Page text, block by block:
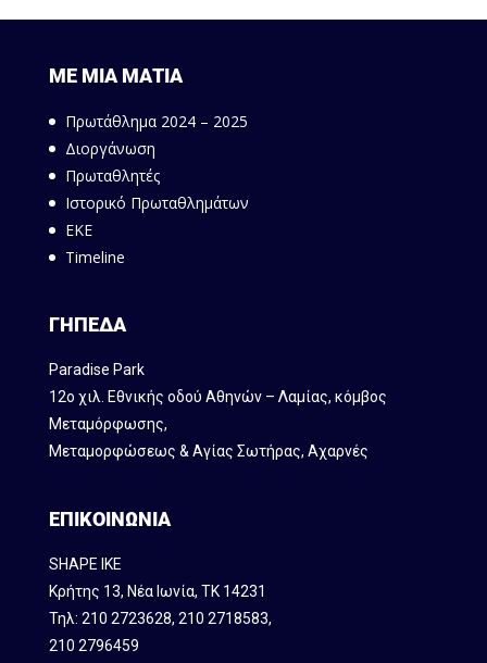
ΜΕ ΜΙΑ ΜΑΤΙΑ
Πρωτάθλημα 2024 – 2025
Διοργάνωση
Πρωταθλητές
Ιστορικό Πρωταθλημάτων
ΕΚΕ
Timeline
ΓΗΠΕΔΑ
Paradise Park
12ο χιλ. Εθνικής οδού Αθηνών – Λαμίας, κόμβος
Mεταμόρφωσης,
Μεταμορφώσεως & Αγίας Σωτήρας, Αχαρνές
ΕΠΙΚΟΙΝΩΝΙΑ
SHAPE IKE
Κρήτης 13, Νέα Ιωνία, ΤΚ 14231
Τηλ: 210 2723628, 210 2718583,
210 2796459